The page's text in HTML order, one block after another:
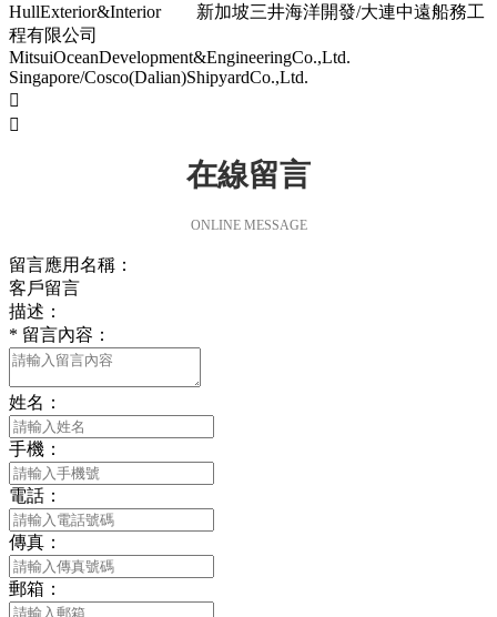
HullExterior&Interior 新加坡三井海洋開發/大連中遠船務工
程有限公司
MitsuiOceanDevelopment&EngineeringCo.,Ltd.
Singapore/Cosco(Dalian)ShipyardCo.,Ltd.


在線留言
ONLINE MESSAGE
留言應用名稱：
客戶留言
描述：
* 留言內容：
姓名：
手機：
電話：
傳真：
郵箱：